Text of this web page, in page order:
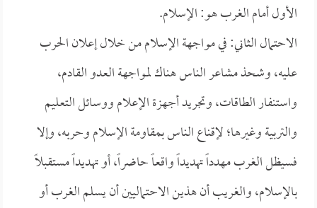
الأول أمام الغرب هو: الإسلام.
الاحتمال الثاني: في مواجهة الإسلام من خلال إعلان الحرب
عليه، وشحذ مشاعر الناس هناك لمواجهة العدو القادم،
واستنفار الطاقات، وتجريد أجهزة الإعلام ووسائل التعليم
والتربية وغيرها؛ لإقناع الناس بمقاومة الإسلام وحربه، وإلا
فسيظل الغرب مهدداً تهديداً واقعاً حاضراً، أو تهديداً مستقبلاً
بالإسلام، والغريب أن هذين الاحتماليين أن يسلم الغرب أو